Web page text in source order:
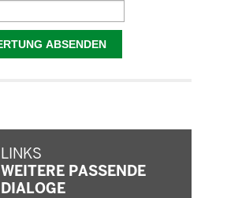
LINKS
WEITERE PASSENDE
DIALOGE